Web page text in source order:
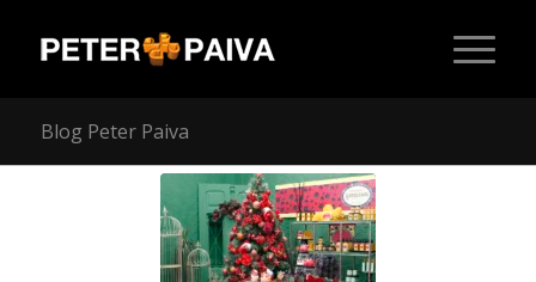
Blog Peter Paiva